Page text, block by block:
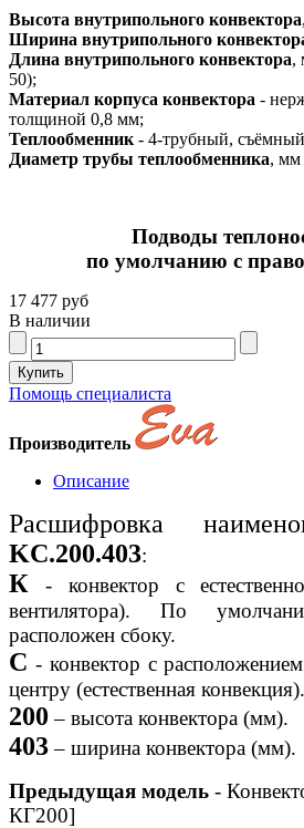
Высота внутрипольного конвектора
Ширина внутрипольного
Длина внутрипольного конвектора,
50);
Материал корпуса конвектора -
толщиной 0,8 мм;
Теплообменник - 4-трубный,
Диаметр трубы теплообменника, мм
Подводы
по умолчанию с
17 477 руб
В наличии
Помощь специалиста
Производитель
Описание
Расшифровка
KC.200.403:
К
- конвектор с
вентилятора). По
расположен сбоку.
C - конвектор с
центру (естественная конвекция).
200 – высота конвектора (мм).
403– ширина конвектора (мм).
Предыдущая модель -
КГ200]